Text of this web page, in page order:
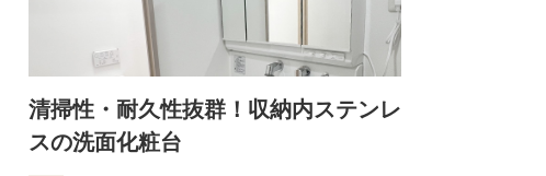
清掃性・耐久性抜群！収納内ステンレ
スの洗面化粧台